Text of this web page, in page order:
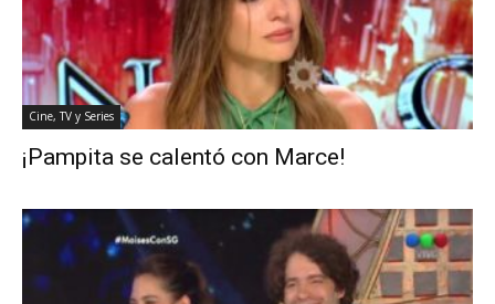
Cine, TV y Series
¡Pampita se calentó con Marce!